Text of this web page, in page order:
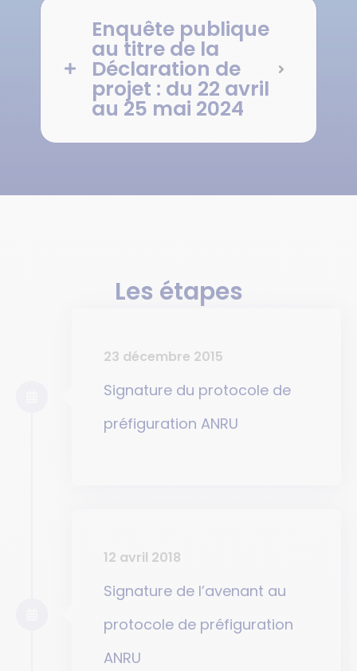
Enquête publique
au titre de la
Déclaration de
projet : du 22 avril
au 25 mai 2024
Les étapes
23 décembre 2015
Signature du protocole de
préfiguration ANRU
12 avril 2018
Signature de l’avenant au
protocole de préfiguration
ANRU